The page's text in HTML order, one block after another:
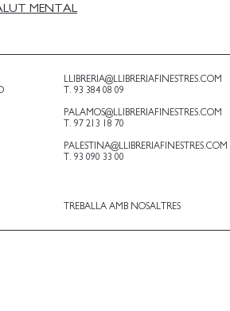
MENTAL
LLIBRERIA@LLIBRERIAFINESTRES.COM
T. 93 384 08 09
PALAMOS@LLIBRERIAFINESTRES.COM
T. 97 213 18 70
PALESTINA@LLIBRERIAFINESTRES.COM
T. 93 090 33 00
TREBALLA AMB NOSALTRES